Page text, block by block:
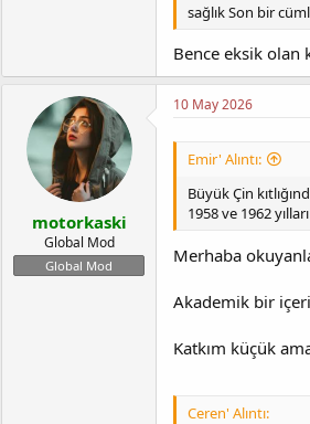
sağlık Son bir
Bence eksik olan
motorkaski
Global Mod
Global Mod
10 May 2026
Emir' Alıntı:
Büyük Çin
1958 ve 1962
Merhaba
Akademik bir
Katkım küçük
Ceren' Alıntı: